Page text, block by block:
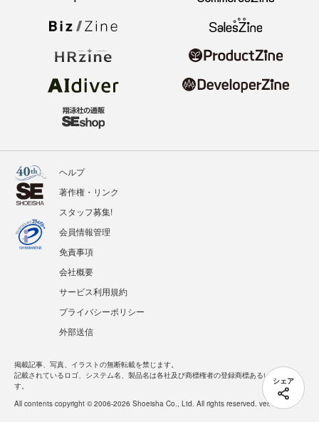
シェア
ヘルプ
著作権・リンク
スタッフ募集!
会員情報管理
免責事項
会社概要
サービス利用規約
プライバシーポリシー
外部送信
掲載記事、写真、イラストの無断転載を禁じます。
記載されているロゴ、システム名、製品名は各社及び商標権者の登録商標あるいは商標で
す。
All contents copyright © 2006-2026 Shoeisha Co., Ltd. All rights reserved. ver.1.5